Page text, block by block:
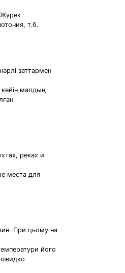
т.б.
заттармен
кейін малдың
реках и
места для
При цьому на
його
швидко